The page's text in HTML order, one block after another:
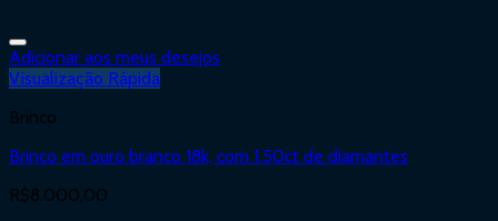
Adicionar aos meus desejos
Visualização Rápida
Brinco
Brinco em ouro branco 18k, com 1.50ct de diamantes
R$8.000,00